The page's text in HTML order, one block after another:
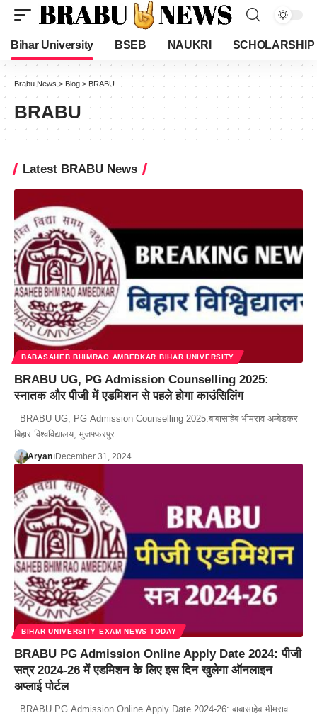
Bihar University BSEB NAUKRI SCHOLARSHIP
Brabu News > Blog > BRABU
BRABU
Latest BRABU News
BABASAHEB BHIMRAO AMBEDKAR BIHAR UNIVERSITY
BRABU UG, PG Admission Counselling 2025:
स्नातक और पीजी में एडमिशन से पहले होगा काउंसिलिंग
BRABU UG, PG Admission Counselling 2025:बाबासाहेब भीमराव अम्बेडकर
बिहार विश्वविद्यालय, मुजफ्फरपुर…
Aryan December 31, 2024
BIHAR UNIVERSITY EXAM NEWS TODAY
BRABU PG Admission Online Apply Date 2024: पीजी
सत्र 2024-26 में एडमिशन के लिए इस दिन खुलेगा ऑनलाइन
अप्लाई पोर्टल
BRABU PG Admission Online Apply Date 2024-26: बाबासाहेब भीमराव